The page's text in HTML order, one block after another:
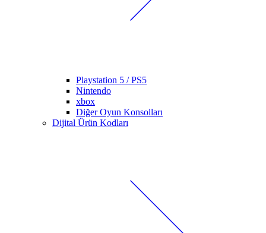
Playstation 5 / PS5
Nintendo
xbox
Diğer Oyun Konsolları
Dijital Ürün Kodları